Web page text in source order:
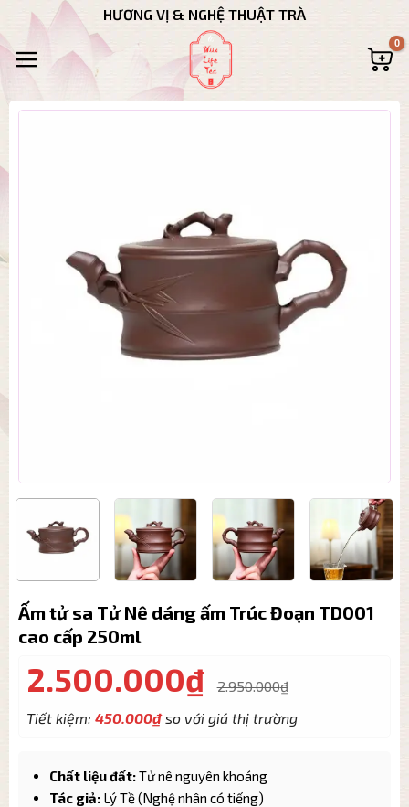
qua
nội
HƯƠNG VỊ & NGHỆ THUẬT TRÀ
Ấm tử sa Tử Nê dáng ấm Trúc Đoạn TD001
cao cấp 250ml
2.500.000₫ 2.950.000₫
Tiết kiệm: 450.000₫so với giá thị trường
Chất liệu đất:Tử nê nguyên khoáng
Tác giả: Lý Tề (Nghệ nhân có tiếng)